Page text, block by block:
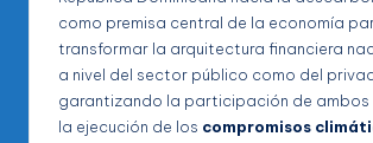
como premisa central de la economía
transformar la arquitectura financiera
a nivel del sector público como del
garantizando la participación de ambos
la ejecución de los compromisos